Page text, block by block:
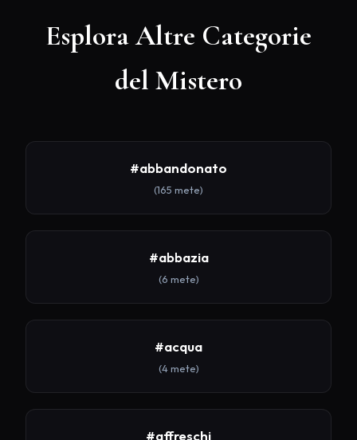
Esplora Altre Categorie
del Mistero
#abbandonato
(165 mete)
#abbazia
(6 mete)
#acqua
(4 mete)
#affreschi